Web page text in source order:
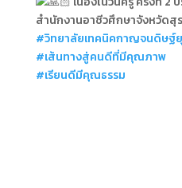
สำนักงานอาชีวศึกษาจังหวัดสุ
#วิทยาลัยเทคนิคกาญจนดิษฐ์
#เส้นทางสู่คนดีที่มีคุณภาพ
#เรียนดีมีคุณธรรม